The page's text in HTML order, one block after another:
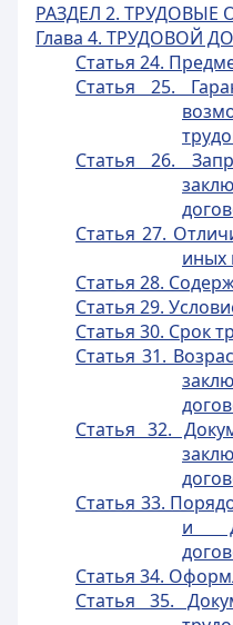
РАЗДЕЛ 2.
Глава 4. ТРУДОВОЙ
Статья 24.
Статья 25.
Статья 26.
Статья 27.
иных
Статья 28.
Статья 29.
Статья 30. Срок
Статья 31.
Статья 32.
Статья 33.
и
Статья 34.
Статья 35.